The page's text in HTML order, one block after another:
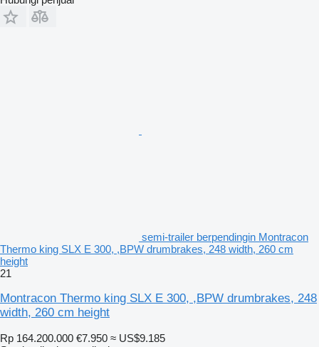
semi-trailer berpendingin Montracon
Thermo king SLX E 300, ,BPW drumbrakes, 248 width, 260 cm
height
21
Montracon Thermo king SLX E 300, ,BPW drumbrakes, 248
width, 260 cm height
Rp 164.200.000 €7.950 ≈ US$9.185